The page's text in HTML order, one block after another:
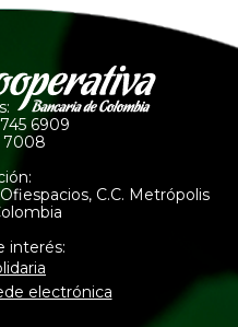
6909
7008
C.C. Metrópolis
interés:
electrónica